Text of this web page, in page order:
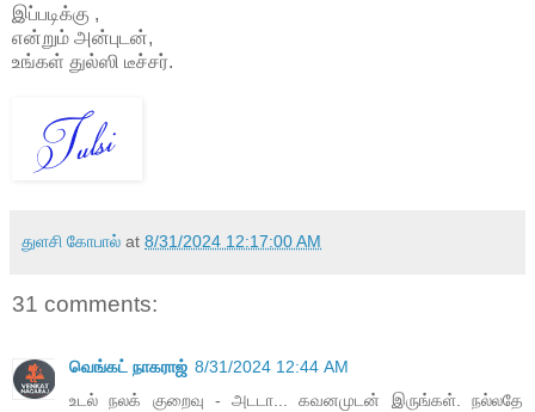
இப்படிக்கு ,
என்றும் அன்புடன்,
உங்கள் துல்ஸி டீச்சர்.
துளசி கோபால் at 8/31/2024 12:17:00 AM
31 comments:
வெங்கட் நாகராஜ் 8/31/2024 12:44 AM
உடல் நலக் குறைவு - அடடா... கவனமுடன் இருங்கள். நல்லதே